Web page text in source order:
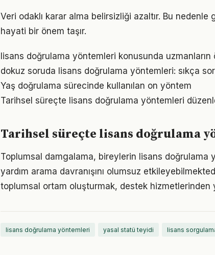
Veri odaklı karar alma belirsizliği azaltır. Bu
hayati bir önem taşır.
lisans doğrulama yöntemleri konusunda uzmanların
dokuz soruda lisans doğrulama yöntemleri: sıkça
Yaş doğrulama sürecinde kullanılan on yöntem
Tarihsel süreçte lisans doğrulama yöntemleri
Tarihsel süreçte lisans doğrulama
Toplumsal damgalama, bireylerin lisans doğrulama
yardım arama davranışını olumsuz
toplumsal ortam oluşturmak, destek hizmetlerinden
lisans doğrulama yöntemleri yasal statü teyidi lisans